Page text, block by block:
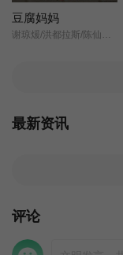
豆腐妈妈
最新资讯
评论